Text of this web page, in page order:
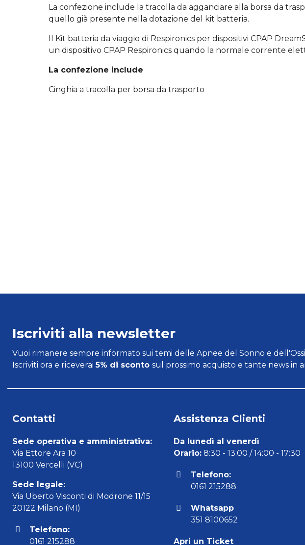
La confezione include la tracolla da agganciare alla borsa da
quello già presente nella dotazione del kit batteria.
Il Kit batteria da viaggio di Respironics per dispositivi CPAP
un dispositivo CPAP Respironics quando la normale corrente
La confezione include
Cinghia a tracolla per borsa da trasporto
Iscriviti alla newsletter
Vuoi rimanere sempre informato sui temi delle Apnee del Sonno e
Iscriviti ora e riceverai5% di sconto sul prossimo acquisto e tante news in
Contatti
Sede operativa e amministrativa:
Via Ettore Ara 10
13100 Vercelli (VC)
Sede legale:
Via Uberto Visconti di Modrone 11/15
20122 Milano (MI)
Telefono:
0161 215288
Assistenza Clienti
Da lunedì al venerdì
Orario:8:30 - 13:00 / 14:00 - 17:30
Telefono:
0161 215288
Whatsapp
351 8100652
Apri un Ticket